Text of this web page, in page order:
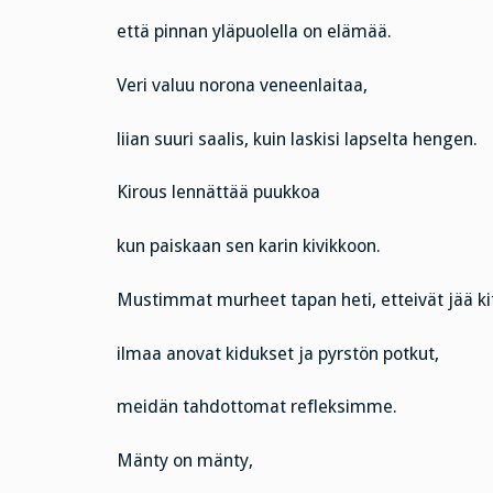
että pinnan yläpuolella on elämää.
Veri valuu norona veneenlaitaa,
liian suuri saalis, kuin laskisi lapselta hengen.
Kirous lennättää puukkoa
kun paiskaan sen karin kivikkoon.
Mustimmat murheet tapan heti, etteivät jää
ilmaa anovat kidukset ja pyrstön potkut,
meidän tahdottomat refleksimme.
Mänty on mänty,